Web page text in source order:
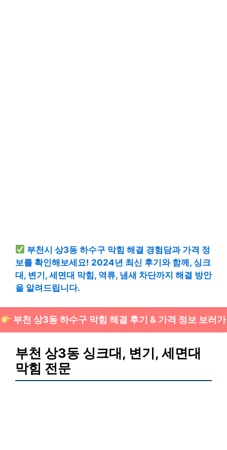
부천시 상3동 하수구 막힘 해결 경험담과 가격 정
보를 확인해보세요! 2024년 최신 후기와 함께, 싱크
대, 변기, 세면대 막힘, 역류, 냄새 차단까지 해결 방안
을 알려드립니다.
부천 상3동 하수구 막힘 해결 후기 & 가격 정보 보러
부천 상3동 싱크대, 변기, 세면대
막힘 전문